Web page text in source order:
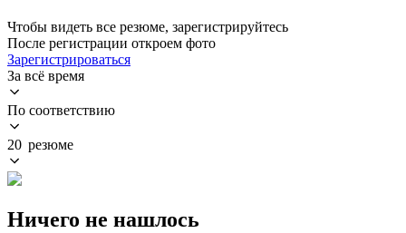
Чтобы видеть все резюме, зарегистрируйтесь
После регистрации откроем фото
Зарегистрироваться
За всё время
По соответствию
20 резюме
Ничего не нашлось